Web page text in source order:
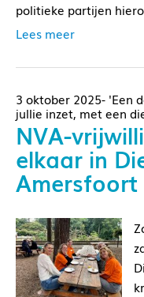
politieke partijen
Lees meer
3 oktober 2025- 'Een
jullie inzet, met een
NVA-
elkaar in
Amersfoort